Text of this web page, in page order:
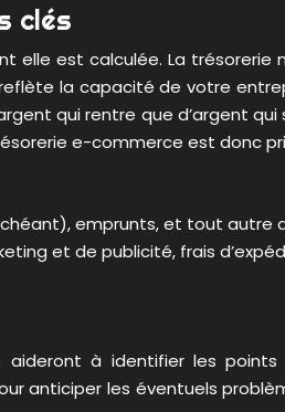
clés
elle est calculée. La
la capacité de votre
qui rentre que d’argent qui
e-commerce est donc
emprunts, et tout autre
et de publicité, frais
aideront à identifier les
anticiper les éventuels